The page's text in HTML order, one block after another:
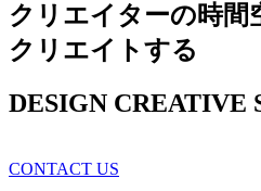
クリエイターの時間
クリエイトする
DESIGN CREATIVE
CONTACT US